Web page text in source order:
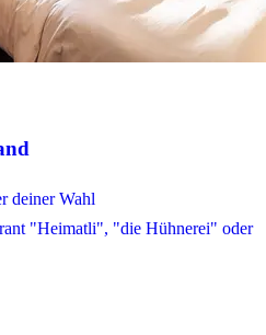
deiner Wahl
"Heimatli", "die Hühnerei" oder